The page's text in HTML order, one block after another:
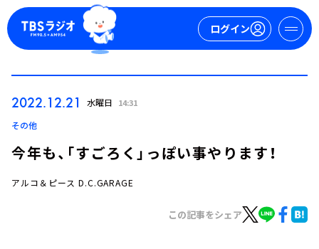
ログイン
2022.12.21 水曜日 14:31
その他
今年も、「すごろく」っぽい事やります！
アルコ＆ピース D.C.GARAGE
この記事をシェア